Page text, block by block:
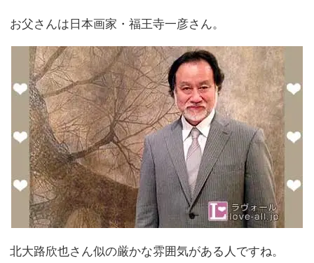
お父さんは日本画家・福王寺一彦さん。
北大路欣也さん似の厳かな雰囲気がある人ですね。